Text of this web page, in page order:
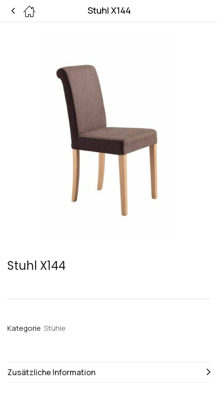
Stuhl X144
Stuhl X144
Kategorie Stühle
Zusätzliche Information